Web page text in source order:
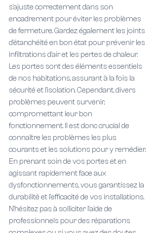
s'ajuste correctement dans son
encadrement pour éviter les problèmes
de fermeture. Gardez également les joints
d'étanchéité en bon état pour prévenir les
infiltrations d'air et les pertes de chaleur.
Les portes sont des éléments essentiels
de nos habitations, assurant à la fois la
sécurité et l'isolation. Cependant, divers
problèmes peuvent survenir,
compromettant leur bon
fonctionnement. Il est donc crucial de
connaître les problèmes les plus
courants et les solutions pour y remédier.
En prenant soin de vos portes et en
agissant rapidement face aux
dysfonctionnements, vous garantissez la
durabilité et l'efficacité de vos installations.
N'hésitez pas à solliciter l'aide de
professionnels pour des réparations